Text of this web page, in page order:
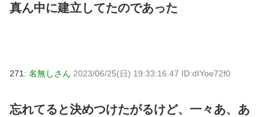
真ん中に建立してたのであった
271: 名無しさん 2023/06/25(日) 19:33:16.47 ID:dIYoe72f0
忘れてると決めつけたがるけど、一々あ、あ